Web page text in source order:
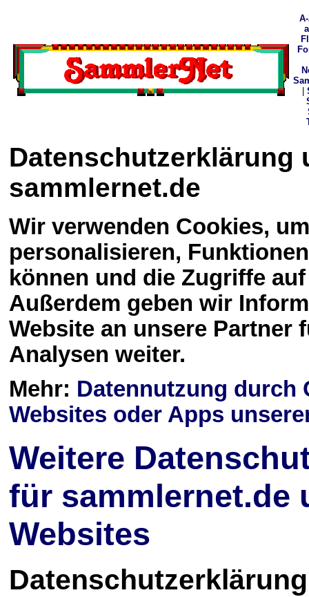
Datenschutzerklärung
sammlernet.de
Wir verwenden Cookies,
personalisieren,
können und die Zugriffe
Außerdem geben wir
Website an unsere Partner
Analysen weiter.
Mehr: Datennutzung durch
Websites oder Apps
Weitere
für sammlernet.de
Websites
Datenschutzerklärung